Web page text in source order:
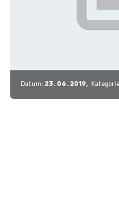
Datum: 23. 06. 2019